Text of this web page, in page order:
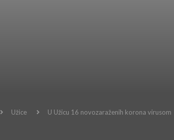
Užice U Užicu 16 novozaraženih korona virusom